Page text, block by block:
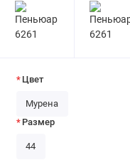
Цвет
Мурена
Размер
44